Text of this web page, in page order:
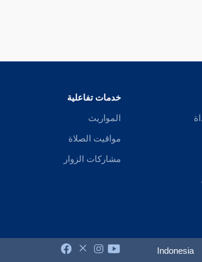
خدمات تفاعلية
المواريث
مواقيت الصلاة
مشاركات الزوار
Indonesia